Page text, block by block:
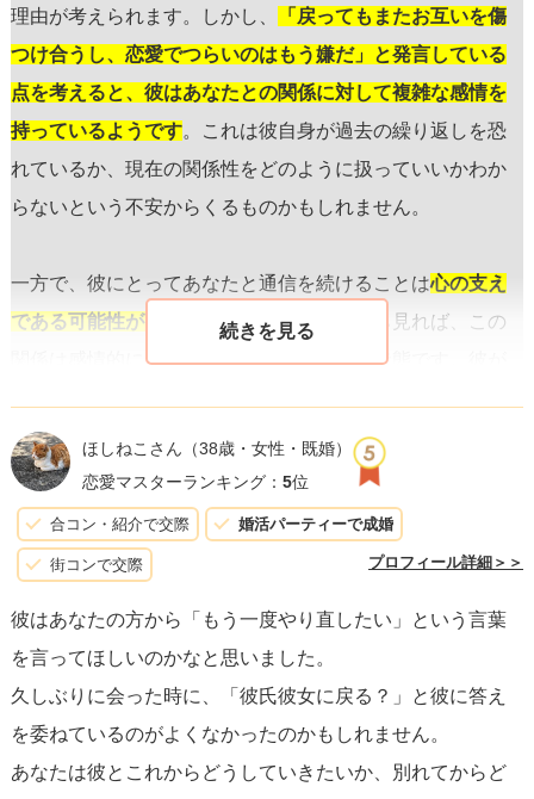
理由が考えられます。しかし、
「戻ってもまたお互いを傷
つけ合うし、恋愛でつらいのはもう嫌だ」と発言している
点を考えると、彼はあなたとの関係に対して複雑な感情を
持っているようです。これは彼自身が過去の繰り返しを恐
れているか、現在の関係性をどのように扱っていいかわか
らないという不安からくるものかもしれません。
一方で、彼にとってあなたと通信を続けることは心の支え
である可能性が高い
ですが、あなたの側から見れば、この
関係は感情的にも精神的にも負荷がかかる状態です。彼が
は断言できませんが、彼のアクションがあなたの感情を揺
さぶり、回復の過程にあるあなたを戸惑わせているのは事
実です。
最も重要なことは、あなた自身の幸福と感情的な健康で
す。以下にいくつかのステップを提案します：
1. 自分の感情を整理する
：あなたが元彼とどのような関係
を望んでいるのか、本当に復縁を望むのか、それとも移り
変わりのない関係から抜け出したいのかを明確にしましょ
ほしねこさん （38歳・女性・既婚）
恋愛マスターランキング： 5位
合コン・紹介で交際 婚活パーティーで成婚
街コンで交際 プロフィール詳細＞＞
彼はあなたの方から「もう一度やり直したい」という言葉
を言ってほしいのかなと思いました。
久しぶりに会った時に、「彼氏彼女に戻る？」と彼に答え
を委ねているのがよくなかったのかもしれません。
あなたは彼とこれからどうしていきたいか、別れてからど